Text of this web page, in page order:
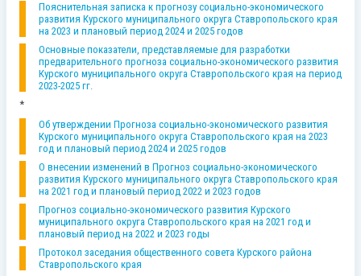
Пояснительная записка к прогнозу социально-экономического
развития Курского муниципального округа Ставропольского края
на 2023 и плановый период 2024 и 2025 годов
Основные показатели, представляемые для разработки
предварительного прогноза социально-экономического развития
Курского муниципального округа Ставропольского края на период
2023-2025 гг.
*
Об утверждении Прогноза социально-экономического развития
Курского муниципального округа Ставропольского края на 2023
год и плановый период 2024 и 2025 годов
О внесении изменений в Прогноз социально-экономического
развития Курского муниципального округа Ставропольского края
на 2021 год и плановый период 2022 и 2023 годов
Прогноз социально-экономического развития Курского
муниципального округа Ставропольского края на 2021 год и
плановый период на 2022 и 2023 годы
Протокол заседания общественного совета Курского района
Ставропольского края